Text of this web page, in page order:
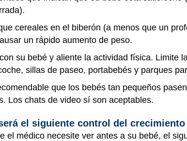
cereales en el biberón (a menos que un
un rápido aumento de peso.
su bebé y aliente la actividad física. Limite
sillas de paseo, portabebés y parques
que los bebés tan pequeños pasen
Los chats de video sí son aceptables.
el siguiente control del crecimiento
el médico necesite ver antes a su bebé, el